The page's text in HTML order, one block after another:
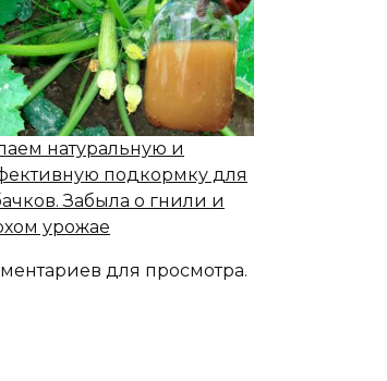
натуральную и
подкормку для
Забыла о гнили и
урожае
для просмотра.